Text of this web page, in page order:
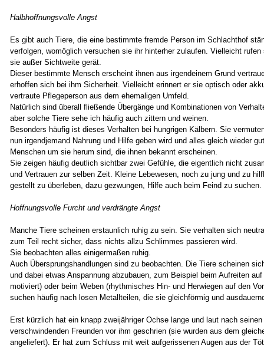
Halbhoffnungsvolle Angst
Es gibt auch Tiere, die eine bestimmte fremde Person im Schlachthof
verfolgen, womöglich versuchen sie ihr hinterher zulaufen. Vielleicht rufen
sie außer Sichtweite gerät.
Dieser bestimmte Mensch erscheint ihnen aus irgendeinem Grund
erhoffen sich bei ihm Sicherheit. Vielleicht erinnert er sie optisch oder
vertraute Pflegeperson aus dem ehemaligen Umfeld.
Natürlich sind überall fließende Übergänge und Kombinationen von
aber solche Tiere sehe ich häufig auch zittern und weinen.
Besonders häufig ist dieses Verhalten bei hungrigen Kälbern. Sie
nun irgendjemand Nahrung und Hilfe geben wird und alles gleich wieder
Menschen um sie herum sind, die ihnen bekannt erscheinen.
Sie zeigen häufig deutlich sichtbar zwei Gefühle, die eigentlich nicht
und Vertrauen zur selben Zeit. Kleine Lebewesen, noch zu jung und zu
gestellt zu überleben, dazu gezwungen, Hilfe auch beim Feind zu suchen.
Hoffnungsvolle Furcht und verdrängte Angst
Manche Tiere scheinen erstaunlich ruhig zu sein. Sie verhalten sich
zum Teil recht sicher, dass nichts allzu Schlimmes passieren wird.
Sie beobachten alles einigermaßen ruhig.
Auch Übersprungshandlungen sind zu beobachten. Die Tiere scheinen
und dabei etwas Anspannung abzubauen, zum Beispiel beim Aufreiten
motiviert) oder beim Weben (rhythmisches Hin- und Herwiegen auf den
suchen häufig nach losen Metallteilen, die sie gleichförmig und
Erst kürzlich hat ein knapp zweijähriger Ochse lange und laut nach
verschwindenden Freunden vor ihm geschrien (sie wurden aus dem
angeliefert). Er hat zum Schluss mit weit aufgerissenen Augen aus der